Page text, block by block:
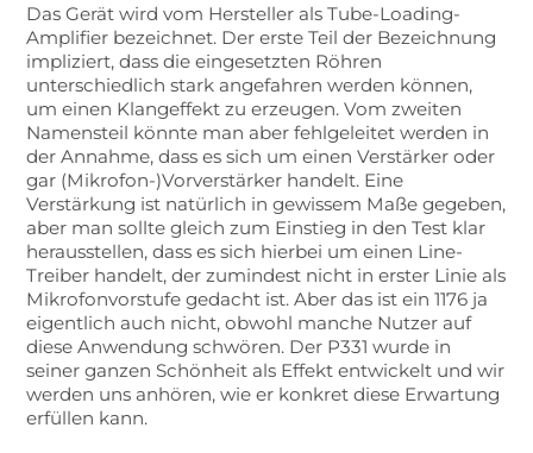
Das Gerät wird vom Hersteller als Tube-Loading-
Amplifier bezeichnet. Der erste Teil der Bezeichnung
impliziert, dass die eingesetzten Röhren
unterschiedlich stark angefahren werden können,
um einen Klangeffekt zu erzeugen. Vom zweiten
Namensteil könnte man aber fehlgeleitet werden in
der Annahme, dass es sich um einen Verstärker oder
gar (Mikrofon-)Vorverstärker handelt. Eine
Verstärkung ist natürlich in gewissem Maße gegeben,
aber man sollte gleich zum Einstieg in den Test klar
herausstellen, dass es sich hierbei um einen Line-
Treiber handelt, der zumindest nicht in erster Linie als
Mikrofonvorstufe gedacht ist. Aber das ist ein 1176 ja
eigentlich auch nicht, obwohl manche Nutzer auf
diese Anwendung schwören. Der P331 wurde in
seiner ganzen Schönheit als Effekt entwickelt und wir
werden uns anhören, wie er konkret diese Erwartung
erfüllen kann.